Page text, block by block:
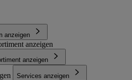
anzeigen
anzeigen
anzeigen
Services anzeigen